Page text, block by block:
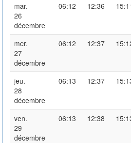
mar.
26
décembre
06:12 12:36
mer.
27
décembre
06:12 12:37
jeu.
28
décembre
06:13 12:37
ven.
29
décembre
06:13 12:38